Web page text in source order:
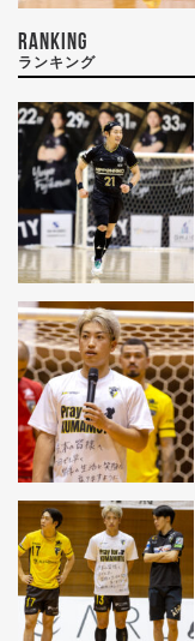
RANKING
ランキング